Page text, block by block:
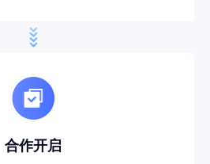
合作开启